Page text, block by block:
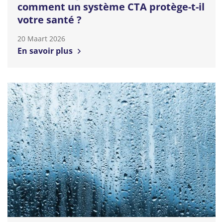
comment un système CTA protège-t-il
votre santé ?
20 Maart 2026
En savoir plus